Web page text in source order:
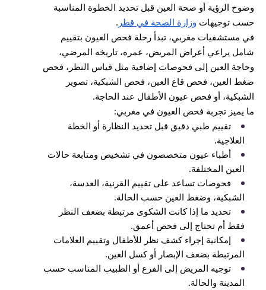
وضوح الرؤية أو صحة العين قبل تحديد الخطوة المناسبة
حسب توجيهات وزارة الصحة في قطر .
في مستشفيات مغربي، تبدأ رحلة فحص العيون بتقييم
شامل يراعي أعراض المريض، عمره، تاريخه المرضي،
وحاجة العين إلى فحوصات إضافية مثل قياس النظر، فحص
ضغط العين، فحص قاع العين، فحص الشبكية، تصوير
الشبكية، أو فحص عيون الأطفال عند الحاجة.
ما يميز تجربة فحص العيون في مغربي:
تقييم طبي دقيق قبل تحديد النظارة أو الخطة
العلاجية.
أطباء عيون متخصصون في تشخيص ومتابعة حالات
العين المختلفة.
فحوصات تساعد على تقييم القرنية، العدسة،
الشبكية، وضغط العين حسب الحالة.
تحديد ما إذا كانت الشكوى مرتبطة بضعف النظر
فقط أم تحتاج إلى فحص أعمق.
إمكانية إجراء كشف نظر للأطفال وتقييم العلامات
المرتبطة بضعف الإبصار أو كسل العين.
توجيه المريض إلى الفرع أو الطبيب المناسب حسب
المدينة والحالة.